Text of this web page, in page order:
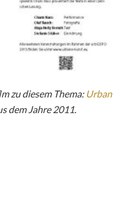
zu diesem Thema: Urban
dem Jahre 2011.